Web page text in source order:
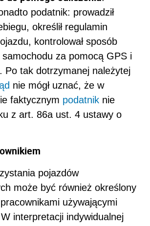
podatnik: prowadził
określił regulamin
kontrolował sposób
za pomocą GPS i
Po tak dotrzymanej należytej
nie mógł uznać, że w
faktycznym podatnik nie
z art. 86a ust. 4 ustawy o
pojazdów
może być również określony
używającymi
interpretacji indywidualnej